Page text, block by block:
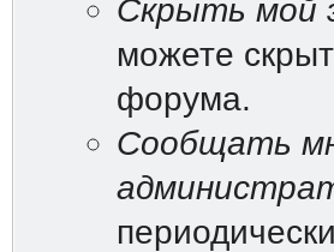
Скрыть мой
можете
форума.
Сообщать